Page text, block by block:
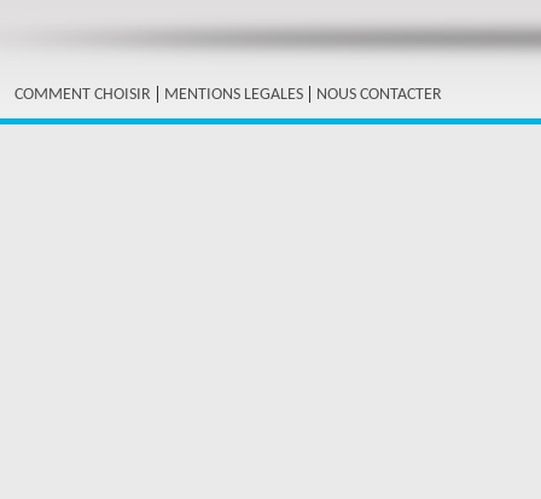
COMMENT CHOISIR | MENTIONS LEGALES | NOUS CONTACTER